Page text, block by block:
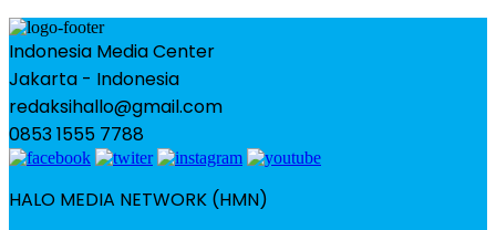
Indonesia Media Center
Jakarta - Indonesia
redaksihallo@gmail.com
0853 1555 7788
HALO MEDIA NETWORK (HMN)